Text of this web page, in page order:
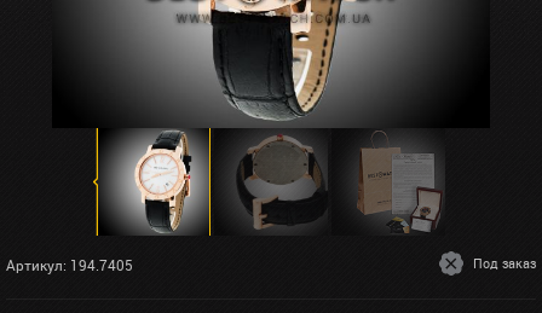
Артикул: 194.7405 Под заказ